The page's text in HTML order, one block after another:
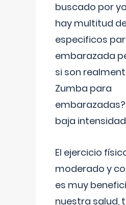
buscado por
hay multitud
especificos
embarazada
si son
Zumba para
baja
El ejercicio
moderado y
es muy
nuestra salud,